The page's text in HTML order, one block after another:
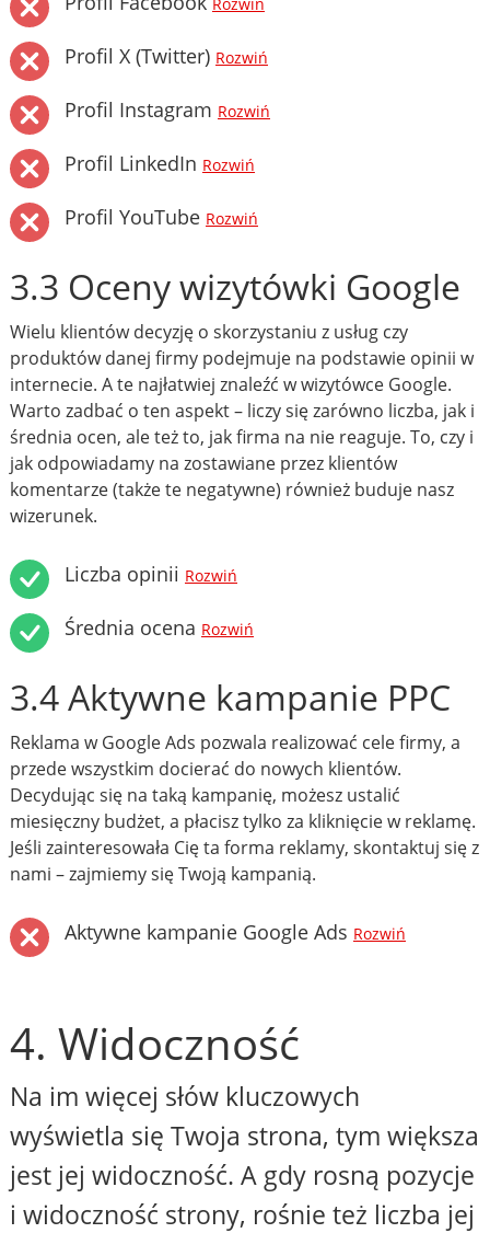
Rozwiń
Profil X (Twitter) Rozwiń
Profil Instagram Rozwiń
Profil LinkedIn Rozwiń
Profil YouTube Rozwiń
3.3 Oceny wizytówki Google
Wielu klientów decyzję o skorzystaniu z usług czy
produktów danej firmy podejmuje na podstawie opinii w
internecie. A te najłatwiej znaleźć w wizytówce Google.
Warto zadbać o ten aspekt – liczy się zarówno liczba, jak i
średnia ocen, ale też to, jak firma na nie reaguje. To, czy i
jak odpowiadamy na zostawiane przez klientów
komentarze (także te negatywne) również buduje nasz
wizerunek.
Liczba opinii Rozwiń
Średnia ocena Rozwiń
3.4 Aktywne kampanie PPC
Reklama w Google Ads pozwala realizować cele firmy, a
przede wszystkim docierać do nowych klientów.
Decydując się na taką kampanię, możesz ustalić
miesięczny budżet, a płacisz tylko za kliknięcie w reklamę.
Jeśli zainteresowała Cię ta forma reklamy, skontaktuj się z
nami – zajmiemy się Twoją kampanią.
Aktywne kampanie Google Ads Rozwiń
4. Widoczność
Na im więcej słów kluczowych
wyświetla się Twoja strona, tym większa
jest jej widoczność. A gdy rosną pozycje
i widoczność strony, rośnie też liczba jej